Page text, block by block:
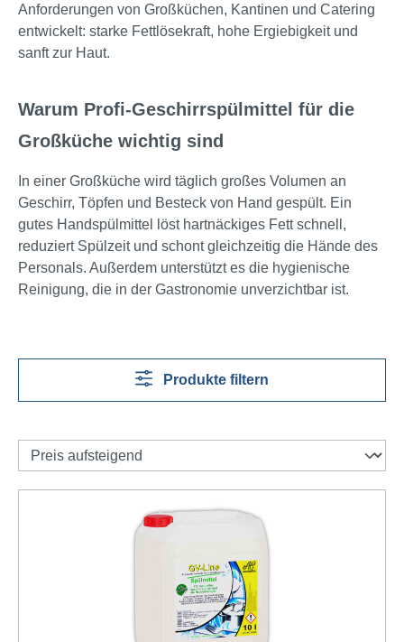
Anforderungen von Großküchen, Kantinen und Catering
entwickelt: starke Fettlösekraft, hohe Ergiebigkeit und
sanft zur Haut.
Warum Profi-Geschirrspülmittel für die
Großküche wichtig sind
In einer Großküche wird täglich großes Volumen an
Geschirr, Töpfen und Besteck von Hand gespült. Ein
gutes Handspülmittel löst hartnäckiges Fett schnell,
reduziert Spülzeit und schont gleichzeitig die Hände des
Personals. Außerdem unterstützt es die hygienische
Reinigung, die in der Gastronomie unverzichtbar ist.
Produkte filtern